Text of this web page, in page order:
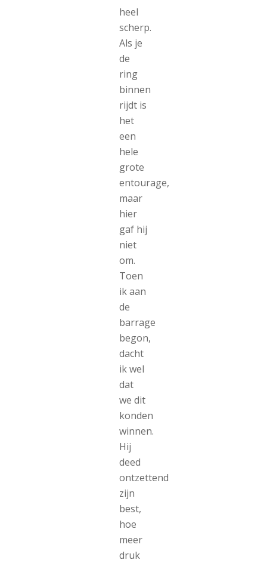
heel
scherp.
Als je
de
ring
binnen
rijdt is
het
een
hele
grote
entourage,
maar
hier
gaf hij
niet
om.
Toen
ik aan
de
barrage
begon,
dacht
ik wel
dat
we dit
konden
winnen.
Hij
deed
ontzettend
zijn
best,
hoe
meer
druk